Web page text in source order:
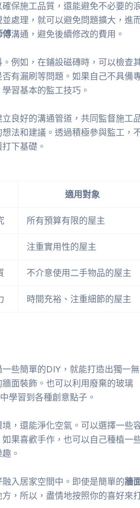
保施工品質，還能避免不必要的
處理，就可以避免問題擴大，進
傅溝通，避免後續修改的費用。
例如，在鋪設磁磚時，可以檢查
有漏刷等問題。如果自己不具備
學習基本的監工技巧。
立良好的溝通管道，共同監督施工
法和建議。透過積極參與監工，
下基礎。
適用對象
所有預算有限的屋主
注重實用性的屋主
不介意使用二手物品的屋主
時間充裕、注重細節的屋主
一些簡單的DIY，就能打造出獨一無
面裝飾。也可以利用廢棄的玻璃
學習到各種創意點子。
，還能淨化空氣。可以選擇一些
果喜歡手作，也可以自己種植一
。
入居家空間中。即使是簡單的牆
，所以，盡情地按照你的喜好來